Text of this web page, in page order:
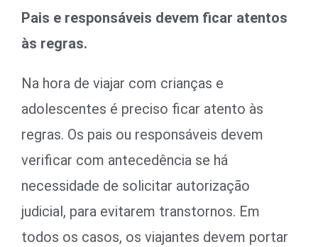
Pais e responsáveis devem ficar atentos
às regras.
Na hora de viajar com crianças e
adolescentes é preciso ficar atento às
regras. Os pais ou responsáveis devem
verificar com antecedência se há
necessidade de solicitar autorização
judicial, para evitarem transtornos. Em
todos os casos, os viajantes devem portar